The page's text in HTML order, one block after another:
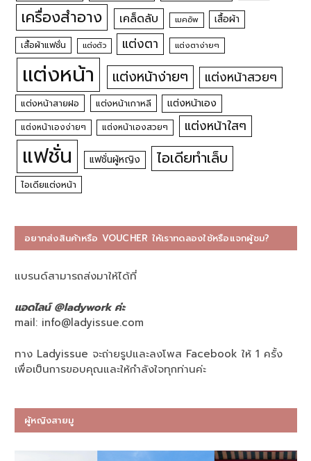
เครื่องสำอาง เคล็ดลับ เมคอัพ เสื้อผ้า
เสื้อผ้าแฟชั่น แต่งตัว แต่งตา แต่งตาง่ายๆ
แต่งหน้า แต่งหน้าง่ายๆ แต่งหน้าสวยๆ
แต่งหน้าสายฝอ แต่งหน้าเกาหลี แต่งหน้าเอง
แต่งหน้าเองง่ายๆ แต่งหน้าเองสวยๆ แต่งหน้าใสๆ
แฟชั่น แฟชั่นผู้หญิง ไอเดียทำเล็บ
ไอเดียแต่งหน้า
อยากส่งสินค้าหรือ VOUCHER ให้เราทดลองใช้หรือแจกผู้ชม?
แบรนด์สามารถส่งมาให้ได้ที่
แอดไลน์ @ladywork ค่ะ
mail: info@ladyissue.com
ทาง Ladyissue จะถ่ายรูปและลงโพส Facebook ให้ 1 ครั้ง
เพื่อเป็นการขอบคุณและให้กำลังใจทุกท่านค่ะ
ผู้หญิงสายมู